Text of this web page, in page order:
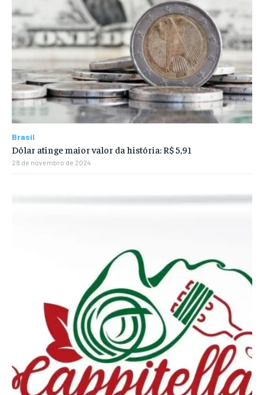
Brasil
Dólar atinge maior valor da história: R$ 5,91
28 de novembro de 2024